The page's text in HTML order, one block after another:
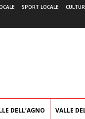
SPORT LOCALE
DELL’AGNO VALLE